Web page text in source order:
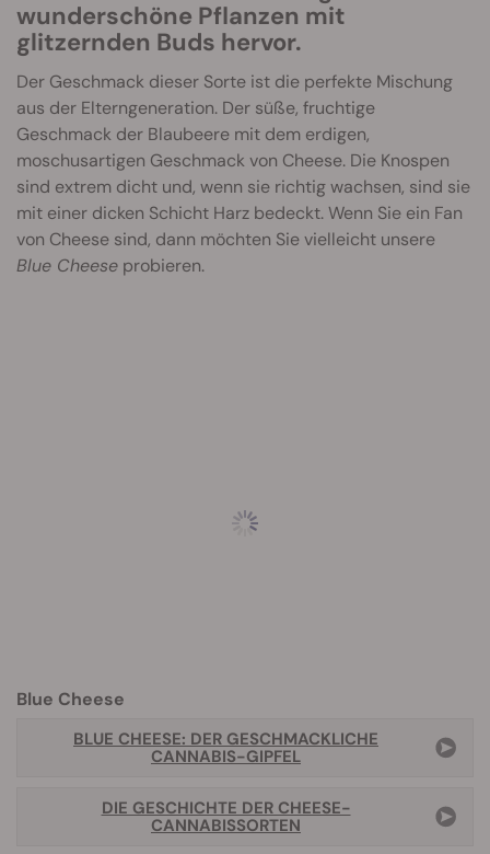
wunderschöne Pflanzen mit
glitzernden Buds hervor.
Der Geschmack dieser Sorte ist die perfekte Mischung
aus der Elterngeneration. Der süße, fruchtige
Geschmack der Blaubeere mit dem erdigen,
moschusartigen Geschmack von Cheese. Die Knospen
sind extrem dicht und, wenn sie richtig wachsen, sind sie
mit einer dicken Schicht Harz bedeckt. Wenn Sie ein Fan
von Cheese sind, dann möchten Sie vielleicht unsere
Blue Cheese probieren.
Blue Cheese
BLUE CHEESE: DER GESCHMACKLICHE
CANNABIS-GIPFEL
DIE GESCHICHTE DER CHEESE-
CANNABISSORTEN